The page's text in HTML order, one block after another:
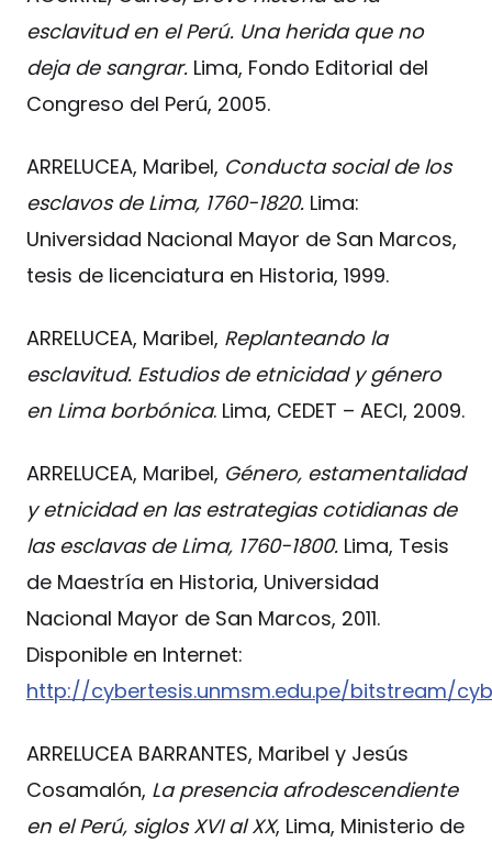
esclavitud en el Perú. Una herida que no
deja de sangrar. Lima, Fondo Editorial del
Congreso del Perú, 2005.
ARRELUCEA, Maribel, Conducta social de los
esclavos de Lima, 1760-1820. Lima:
Universidad Nacional Mayor de San Marcos,
tesis de licenciatura en Historia, 1999.
ARRELUCEA, Maribel, Replanteando la
esclavitud. Estudios de etnicidad y género
en Lima borbónica. Lima, CEDET – AECI, 2009.
ARRELUCEA, Maribel, Género, estamentalidad
y etnicidad en las estrategias cotidianas de
las esclavas de Lima, 1760-1800. Lima, Tesis
de Maestría en Historia, Universidad
Nacional Mayor de San Marcos, 2011.
Disponible en Internet:
http://cybertesis.unmsm.edu.pe/bitstream/
ARRELUCEA BARRANTES, Maribel y Jesús
Cosamalón, La presencia afrodescendiente
en el Perú, siglos XVI al XX, Lima, Ministerio de